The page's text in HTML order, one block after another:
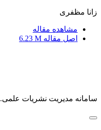
زانا مظفری
مشاهده مقاله
اصل مقاله 6.23 M
سامانه مدیریت نشریات علمی.